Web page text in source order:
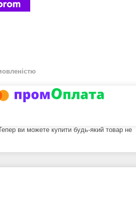
ви можете купити будь-який товар не